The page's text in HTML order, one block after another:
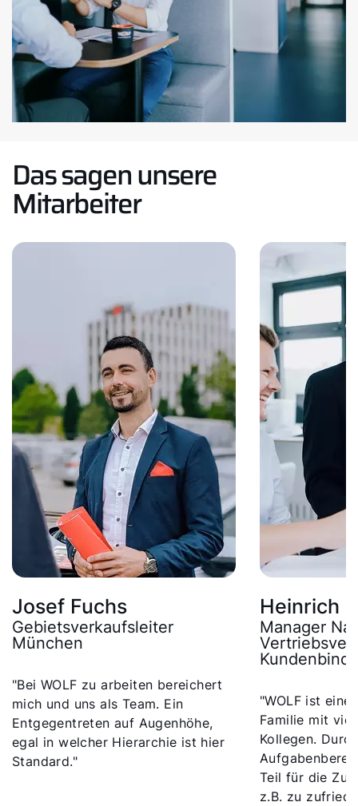
Das sagen unsere
Mitarbeiter
"Bei WOLF zu arbeiten bereichert
mich und uns als Team. Ein
Entgegentreten auf Augenhöhe,
egal in welcher Hierarchie ist hier
Standard."
Josef Fuchs
Gebietsverkaufsleiter
München
"WOLF ist
Familie mit
Kollegen.
Teil für die
z.B. zu
Heinrich
Manager